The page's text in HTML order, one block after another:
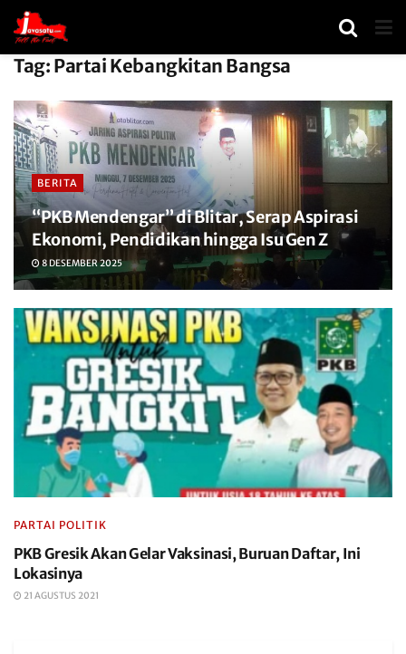
Tag: Partai Kebangkitan Bangsa
BERITA
“PKB Mendengar” di Blitar, Serap Aspirasi
Ekonomi, Pendidikan hingga Isu Gen Z
8 DESEMBER 2025
PARTAI POLITIK
PKB Gresik Akan Gelar Vaksinasi, Buruan Daftar, Ini
Lokasinya
21 AGUSTUS 2021